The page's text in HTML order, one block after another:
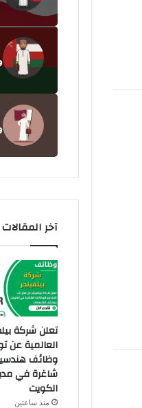
آخر المقالات
تعلن شركة
وظائف
شاغرة في
الكويت
منذ ساعتين